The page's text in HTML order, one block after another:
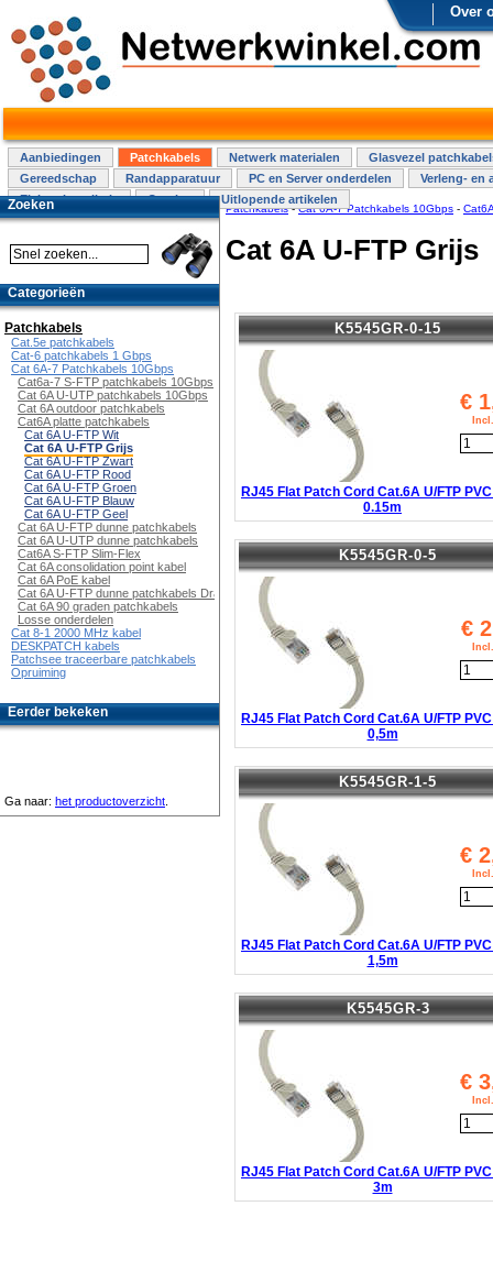
Over
Aanbiedingen Patchkabels Netwerk materialen
Glasvezel
Gereedschap
Randapparatuur PC en Server onderdelen
Verleng- en
Elektra installatie
Overige Uitlopende artikelen
Patchkabels-Cat 6A-7 Patchkabels 10Gbps -
Cat 6A U-FTP Grijs
K5545GR-0-15
€
RJ45 Flat Patch Cord Cat.6A U/FTP
0.15m
K5545GR-0-5
€
RJ45 Flat Patch Cord Cat.6A U/FTP
0,5m
K5545GR-1-5
€
RJ45 Flat Patch Cord Cat.6A U/FTP
1,5m
K5545GR-3
€
RJ45 Flat Patch Cord Cat.6A U/FTP
3m
Zoeken
Categorieën
Patchkabels
Cat.5e patchkabels
Cat-6 patchkabels 1 Gbps
Cat 6A-7 Patchkabels 10Gbps
Cat6a-7 S-FTP patchkabels 10Gbps
Cat 6A U-UTP patchkabels 10Gbps
Cat 6A outdoor patchkabels
Cat6A platte patchkabels
Cat 6A U-FTP Wit
Cat 6A U-FTP Grijs
Cat 6A U-FTP Zwart
Cat 6A U-FTP Rood
Cat 6A U-FTP Groen
Cat 6A U-FTP Blauw
Cat 6A U-FTP Geel
Cat 6A U-FTP dunne patchkabels
Cat 6A U-UTP dunne patchkabels
Cat6A S-FTP Slim-Flex
Cat 6A consolidation point kabel
Cat 6A PoE kabel
Cat 6A U-FTP dunne patchkabels Draaibaar
Cat 6A 90 graden patchkabels
Losse onderdelen
Cat 8-1 2000 MHz kabel
DESKPATCH kabels
Patchsee traceerbare patchkabels
Opruiming
Eerder bekeken
Ga naar: het productoverzicht